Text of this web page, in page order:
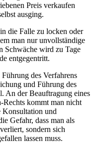
Preis verkaufen
ausging.
die Falle zu locken oder
man nur unvollständige
Schwäche wird zu Tage
entgegentritt.
des Verfahrens
und Führung des
An der Beauftragung eines
Rechts kommt man nicht
Konsultation und
Gefahr, dass man als
sondern sich
lassen muss.